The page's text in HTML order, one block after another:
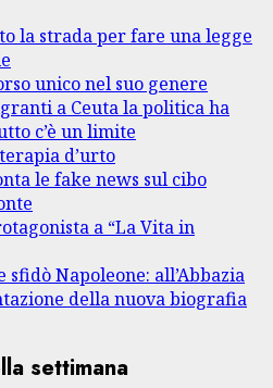
la strada per fare una legge
unico nel suo genere
a Ceuta la politica ha
c’è un limite
d’urto
le fake news sul cibo
a “La Vita in
sfidò Napoleone: all’Abbazia
della nuova biografia
settimana